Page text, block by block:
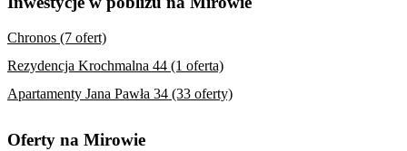
Chronos (7 ofert)
Rezydencja Krochmalna 44 (1 oferta)
Apartamenty Jana Pawła 34 (33 oferty)
Oferty na Mirowie